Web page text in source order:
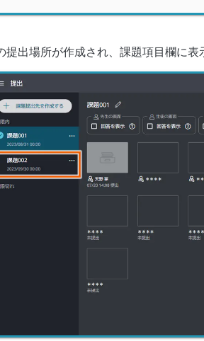
提出場所が作成され、課題項目欄に表